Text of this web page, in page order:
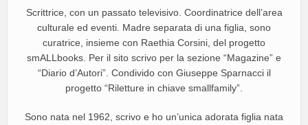
Scrittrice, con un passato televisivo. Coordinatrice dell’area
culturale ed eventi. Madre separata di una figlia, sono
curatrice, insieme con Raethia Corsini, del progetto
smALLbooks. Per il sito scrivo per la sezione “Magazine” e
“Diario d’Autori”. Condivido con Giuseppe Sparnacci il
progetto “Riletture in chiave smallfamily”.
Sono nata nel 1962, scrivo e ho un’unica adorata figlia nata